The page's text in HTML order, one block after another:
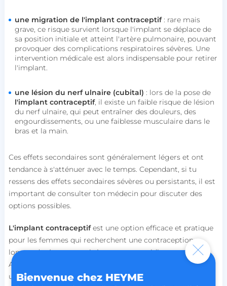
une migration de l'implant contraceptif : rare mais
grave, ce risque survient lorsque l'implant se déplace de
sa position initiale et atteint l'artère pulmonaire, pouvant
provoquer des complications respiratoires sévères. Une
intervention médicale est alors indispensable pour retirer
l'implant.
une lésion du nerf ulnaire (cubital) : lors de la pose de
l'implant contraceptif, il existe un faible risque de lésion
du nerf ulnaire, qui peut entraîner des douleurs, des
engourdissements, ou une faiblesse musculaire dans le
bras et la main.
Ces effets secondaires sont généralement légers et ont
tendance à s'atténuer avec le temps. Cependant, si tu
ressens des effets secondaires sévères ou persistants, il est
important de consulter ton médecin pour discuter des
options possibles.
L'implant contraceptifest une option efficace et pratique
pour les femmes qui recherchent une contraception
longue durée, sans avoir à y penser quotidiennement.
Avant de choisir cette méthode, il est crucial de consulter
un professionnel de santé pour discuter des options
Bienvenue chez HEYME
Les cookies strictement nécessaires habilitent des
fonctionnalités de base du site Web telles que la
connexion des utilisateurs et la gestion des
comptes. Le site Web ne peut pas être utilisé
correctement sans les cookies strictement
nécessaires.
session_uuid
beta-front.heyme.care
lccst accounts.livechat.com
lccid accounts.livechat.com
Cloudflare Inc.
.linkedin.com
Politique de confidentialité de
Google